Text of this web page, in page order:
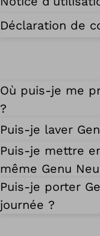
Déclaration de
Où puis-je me
?
Puis-je laver
Puis-je mettre
même Genu
Puis-je porter
journée ?